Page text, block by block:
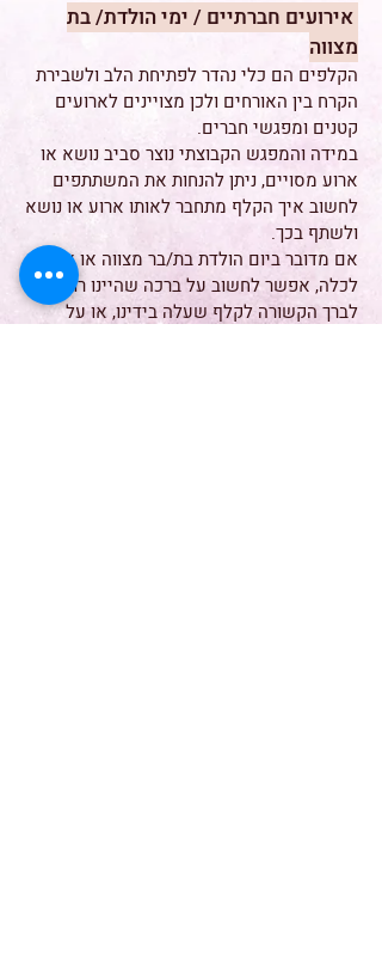
אירועים חברתיים / ימי הולדת/ בת
מצווה
הקלפים הם כלי נהדר לפתיחת הלב ולשבירת
הקרח בין האורחים ולכן מצויינים לארועים
קטנים ומפגשי חברים.
במידה והמפגש הקבוצתי נוצר סביב נושא או
ארוע מסויים, ניתן להנחות את המשתתפים
לחשוב איך הקלף מתחבר לאותו ארוע או נושא
ולשתף בכך.
אם מדובר ביום הולדת בת/בר מצווה או ארוע
לכלה, אפשר לחשוב על ברכה שהיינו רוצים
לברך הקשורה לקלף שעלה בידינו, או על